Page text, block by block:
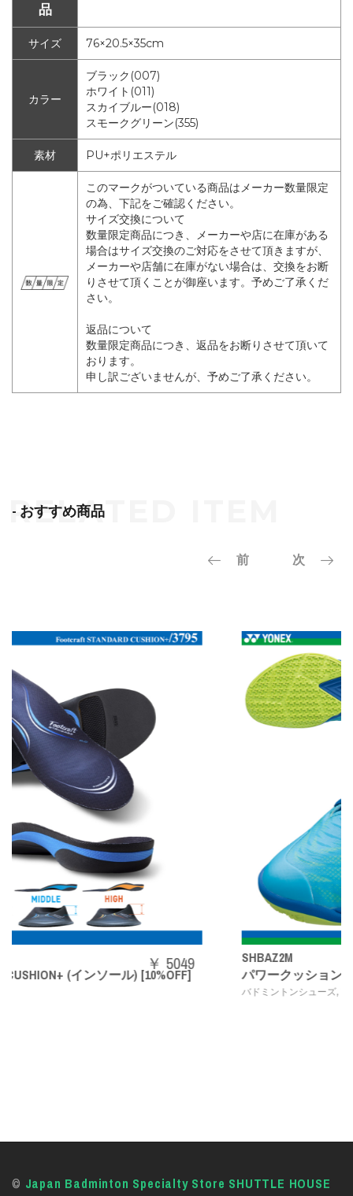
品
サイズ 76×20.5×35cm
カラー
ブラック(007)
ホワイト(011)
スカイブルー(018)
スモークグリーン(355)
素材 PU+ポリエステル
このマークがついている商品はメーカー数量限定
の為、下記をご確認ください。
サイズ交換について
数量限定商品につき、メーカーや店に在庫がある
場合はサイズ交換のご対応をさせて頂きますが、
メーカーや店舗に在庫がない場合は、交換をお断
りさせて頂くことが御座います。予めご了承くだ
さい。
返品について
数量限定商品につき、返品をお断りさせて頂いて
おります。
申し訳ございませんが、予めご了承ください。
- おすすめ商品
前 次
パワークッションエアラスZメン
© Japan Badminton Specialty Store SHUTTLE HOUSE